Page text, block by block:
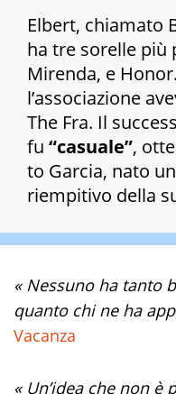
Elbert, chiamato
ha tre sorelle più
Mirenda, e
l’associazione
The Fra. Il
fu “casuale”,
to Garcia, nato
riempitivo della
« Nessuno ha tanto
quanto chi ne ha
Vacanza
« Un’idea che non